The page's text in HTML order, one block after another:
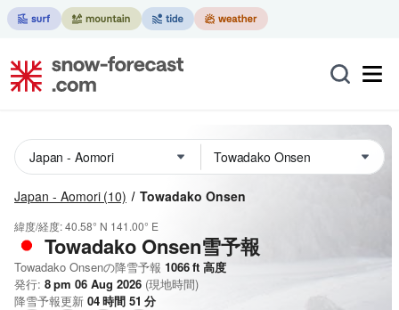
Japan - Aomori (10) Towadako Onsen
緯度/経度:40.58° N 141.00° E
Towadako Onsen雪予報
Towadako Onsenの降雪予報 1066ft 高度
発行: 8 pm 06 Aug 2026 (現地時間)
降雪予報更新 04時間 51 分